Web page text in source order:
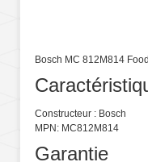
Bosch MC 812M814
Constructeur : Bosch
MPN: MC812M814
Garantie